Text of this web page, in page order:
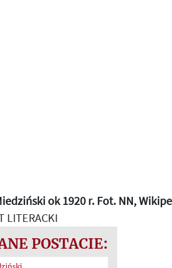
ok 1920 r. Fot. NN,
LITERACKI
POSTACIE: